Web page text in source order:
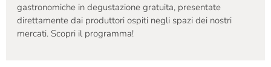
gastronomiche in degustazione gratuita, presentate
direttamente dai produttori ospiti negli spazi dei nostri
mercati. Scopri il programma!